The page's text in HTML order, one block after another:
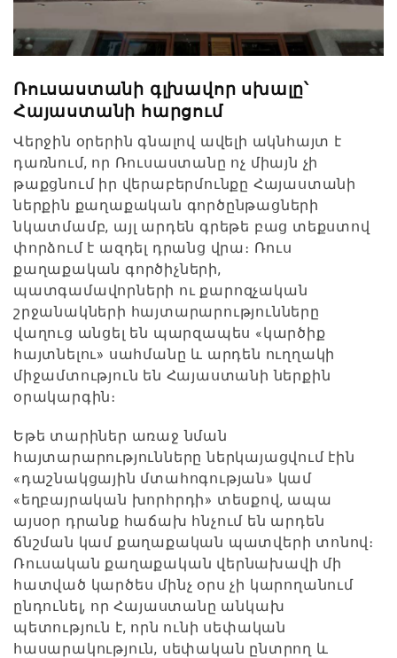
Ռուսաստանի գլխավոր սխալը՝
Հայաստանի հարցում
Վերջին օրերին գնալով ավելի ակնհայտ է
դառնում, որ Ռուսաստանը ոչ միայն չի
թաքցնում իր վերաբերմունքը Հայաստանի
ներքին քաղաքական գործընթացների
նկատմամբ, այլ արդեն գրեթե բաց տեքստով
փորձում է ազդել դրանց վրա։ Ռուս
քաղաքական գործիչների,
պատգամավորների ու քարոզչական
շրջանակների հայտարարությունները
վաղուց անցել են պարզապես «կարծիք
հայտնելու» սահմանը և արդեն ուղղակի
միջամտություն են Հայաստանի ներքին
օրակարգին։
Եթե տարիներ առաջ նման
հայտարարությունները ներկայացվում էին
«դաշնակցային մտահոգության» կամ
«եղբայրական խորհրդի» տեսքով, ապա
այսօր դրանք հաճախ հնչում են արդեն
ճնշման կամ քաղաքական պատվերի տոնով։
Ռուսական քաղաքական վերնախավի մի
հատված կարծես մինչ օրս չի կարողանում
ընդունել, որ Հայաստանը անկախ
պետություն է, որն ունի սեփական
հասարակություն, սեփական ընտրող և